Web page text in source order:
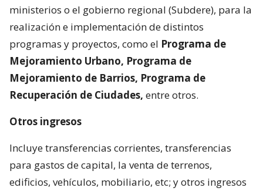
ministerios o el gobierno regional (Subdere), para la
realización e implementación de distintos
programas y proyectos, como el Programa de
Mejoramiento Urbano, Programa de
Mejoramiento de Barrios, Programa de
Recuperación de Ciudades, entre otros.
Otros ingresos
Incluye transferencias corrientes, transferencias
para gastos de capital, la venta de terrenos,
edificios, vehículos, mobiliario, etc; y otros ingresos